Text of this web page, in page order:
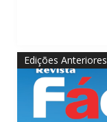
Edições Anteriores